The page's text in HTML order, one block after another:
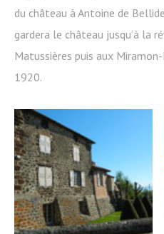
du château à Antoine de
gardera le château jusqu’à la
Matussières puis aux
1920.